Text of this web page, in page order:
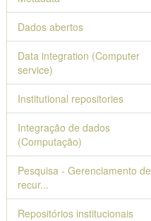
Dados abertos
Data integration (Computer
service)
Institutional repositories
Integração de dados
(Computação)
Pesquisa - Gerenciamento de
recur...
Repositórios institucionais